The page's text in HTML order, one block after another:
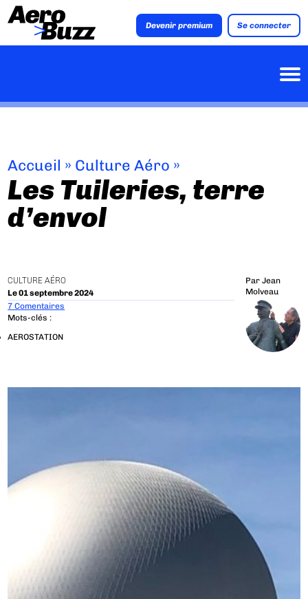
Devenir premium Se connecter
Accueil » Culture Aéro »
Les Tuileries, terre
d’envol
CULTURE AÉRO
Le 01 septembre 2024
Par Jean
Molveau
7 Comentaires
Mots-clés :
AEROSTATION